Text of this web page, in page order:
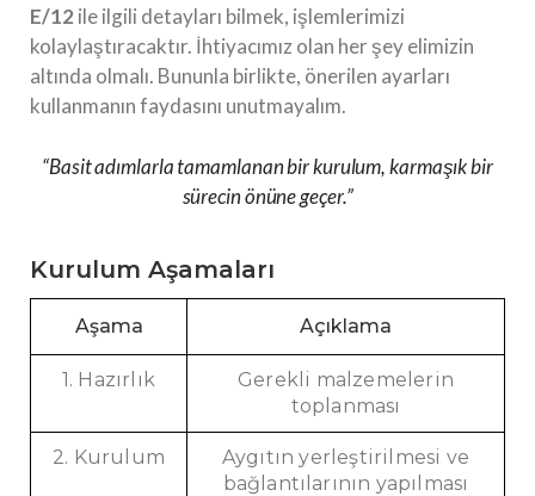
E/12 ile ilgili detayları bilmek, işlemlerimizi
kolaylaştıracaktır. İhtiyacımız olan her şey elimizin
altında olmalı. Bununla birlikte, önerilen ayarları
kullanmanın faydasını unutmayalım.
“Basit adımlarla tamamlanan bir kurulum, karmaşık bir
sürecin önüne geçer.”
Kurulum Aşamaları
Aşama Açıklama
1. Hazırlık
Gerekli malzemelerin
toplanması
2. Kurulum
Aygıtın yerleştirilmesi ve
bağlantılarının yapılması